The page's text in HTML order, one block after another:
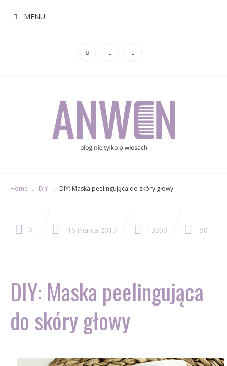
MENU
Home DIY DIY: Maska peelingująca do skóry głowy
5 16 marca 2017 13300 50
DIY: Maska peelingująca
do skóry głowy